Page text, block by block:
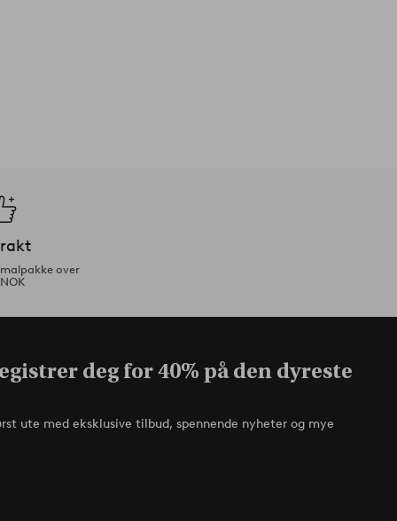
over
deg for 40% på den dyreste
ute med eksklusive tilbud, spennende nyheter og mye